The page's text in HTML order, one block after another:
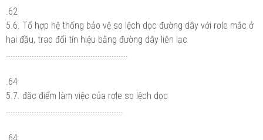
.62
5.6. Tổ hợp hệ thống bảo vệ so lệch dọc đường dây với rơle mắc ở
hai đầu, trao đổi tín hiệu bằng đường dây liên lạc
.64
5.7. đặc điểm làm việc của rơle so lệch dọc